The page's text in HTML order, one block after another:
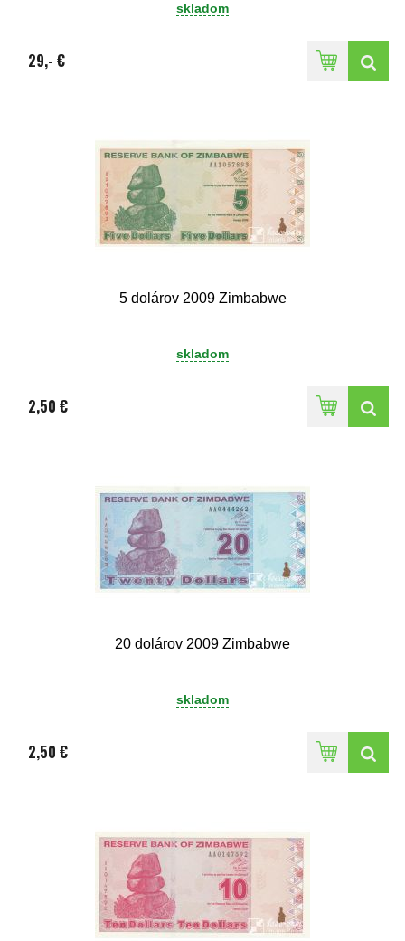
skladom
29,- €
5 dolárov 2009 Zimbabwe
skladom
2,50 €
20 dolárov 2009 Zimbabwe
skladom
2,50 €